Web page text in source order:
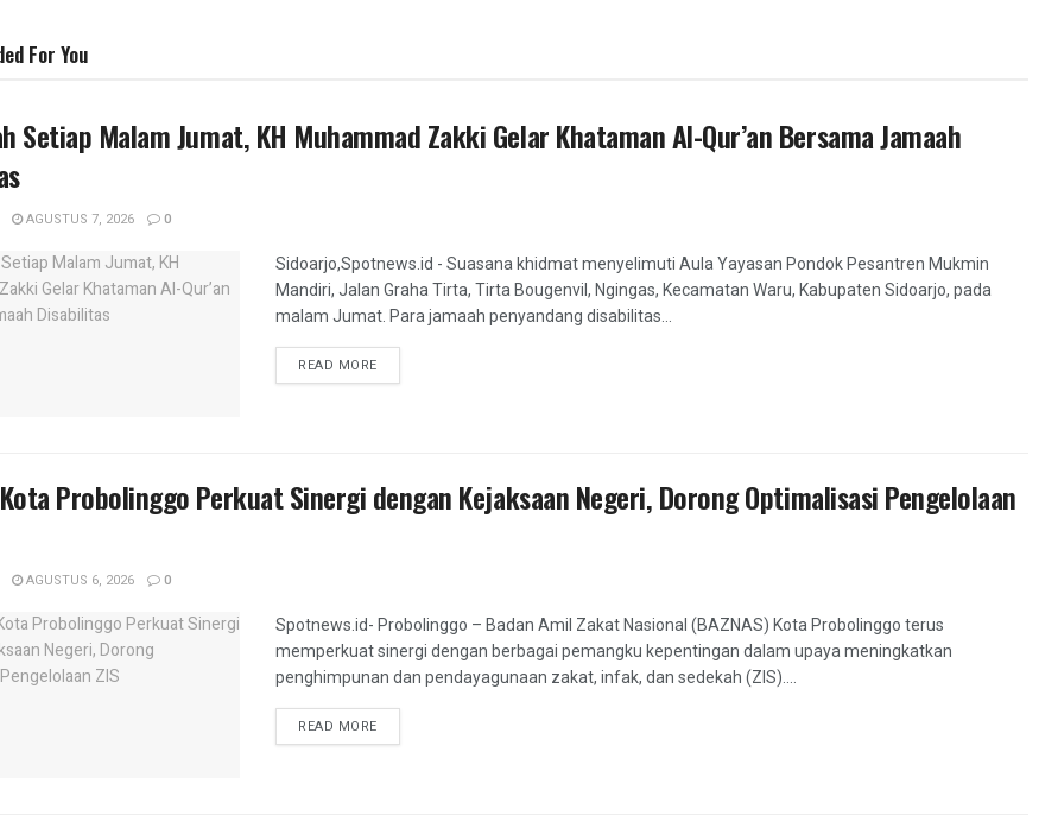
For You
Setiap Malam Jumat, KH Muhammad Zakki Gelar Khataman Al-Qur’an Bersama Jamaah
AGUSTUS 7, 2026 0
Sidoarjo,Spotnews.id - Suasana khidmat menyelimuti Aula Yayasan Pondok Pesantren Mukmin
Mandiri, Jalan Graha Tirta, Tirta Bougenvil, Ngingas, Kecamatan Waru, Kabupaten Sidoarjo, pada
malam Jumat. Para jamaah penyandang disabilitas...
READ MOREDETAILS
Kota Probolinggo Perkuat Sinergi dengan Kejaksaan Negeri, Dorong Optimalisasi Pengelolaan
AGUSTUS 6, 2026 0
Spotnews.id- Probolinggo – Badan Amil Zakat Nasional (BAZNAS) Kota Probolinggo terus
memperkuat sinergi dengan berbagai pemangku kepentingan dalam upaya meningkatkan
penghimpunan dan pendayagunaan zakat, infak, dan sedekah (ZIS)....
READ MOREDETAILS